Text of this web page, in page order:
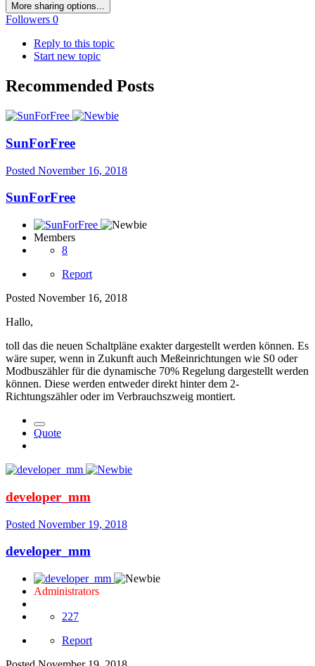
More sharing options...
Followers 0
Reply to this topic
Start new topic
Recommended Posts
SunForFree
Posted November 16, 2018
SunForFree
Members
8
Report
Posted November 16, 2018
Hallo,
toll das die neuen Schaltpläne exakter dargestellt werden können. Es
wäre super, wenn in Zukunft auch Meßeinrichtungen wie S0 oder
Modbuszähler für die dynamische 70% Regelung dargestellt werden
können. Diese werden entweder direkt hinter dem 2-
Richtungszähler oder im Verbrauchszweig montiert.
Quote
developer_mm
Posted November 19, 2018
developer_mm
Administrators
227
Report